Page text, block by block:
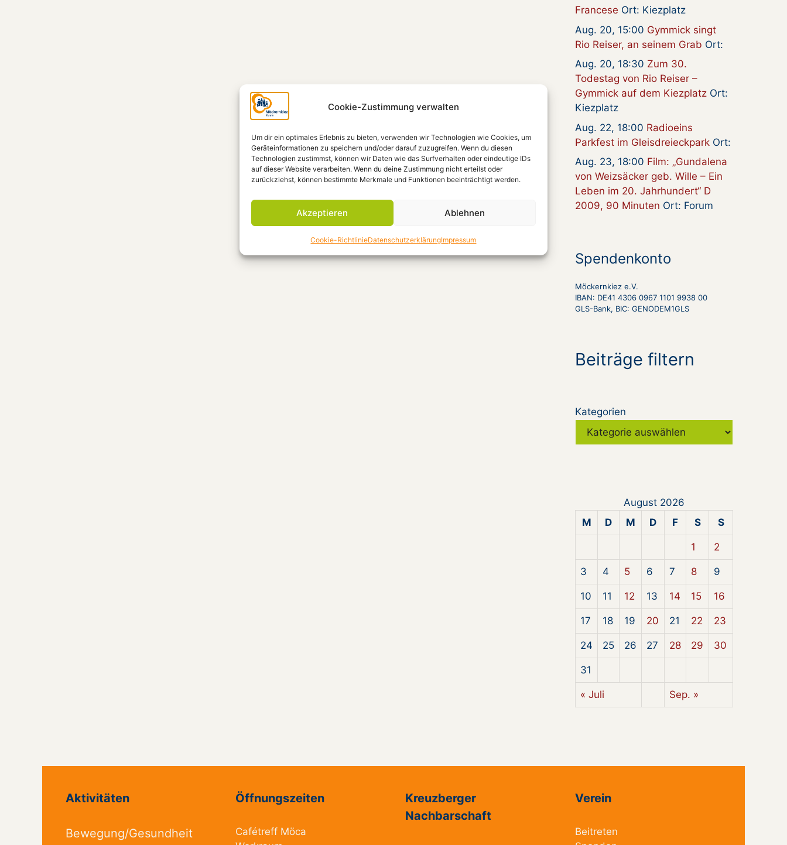
Cookie-Zustimmung verwalten
Um dir ein optimales Erlebnis zu bieten, verwenden wir Technologien wie Cookies, um
Geräteinformationen zu speichern und/oder darauf zuzugreifen. Wenn du diesen
Technologien zustimmst, können wir Daten wie das Surfverhalten oder eindeutige IDs
auf dieser Website verarbeiten. Wenn du deine Zustimmung nicht erteilst oder
zurückziehst, können bestimmte Merkmale und Funktionen beeinträchtigt werden.
Akzeptieren Ablehnen
Cookie-RichtlinieDatenschutzerklärungImpressum
Francese Ort: Kiezplatz
Aug. 20, 15:00 Gymmick singt
Rio Reiser, an seinem Grab Ort:
Aug. 20, 18:30 Zum 30.
Todestag von Rio Reiser –
Gymmick auf dem Kiezplatz Ort:
Kiezplatz
Aug. 22, 18:00 Radioeins
Parkfest im Gleisdreieckpark Ort:
Aug. 23, 18:00 Film: „Gundalena
von Weizsäcker geb. Wille – Ein
Leben im 20. Jahrhundert“ D
2009, 90 Minuten Ort: Forum
Spendenkonto
Möckernkiez e.V.
IBAN: DE41 4306 0967 1101 9938 00
GLS-Bank, BIC: GENODEM1GLS
Beiträge filtern
Kategorien
August 2026
M
D M D F S S
1 2
3 4 5 6 7 8 9
10 11 12 13 14 15 16
17 18 19 20 21 22 23
24 25 26 27 28 29 30
31
« Juli Sep. »
Aktivitäten
Bewegung/Gesundheit
Öffnungszeiten
Cafétreff Möca
Kreuzberger
Nachbarschaft
Verein
Beitreten